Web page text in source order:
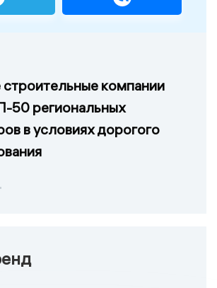
строительные компании
50 региональных
в условиях дорогого